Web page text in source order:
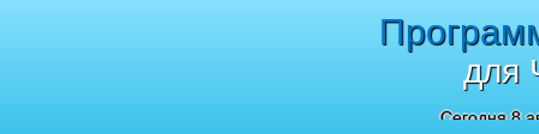
для
Сегодня 8